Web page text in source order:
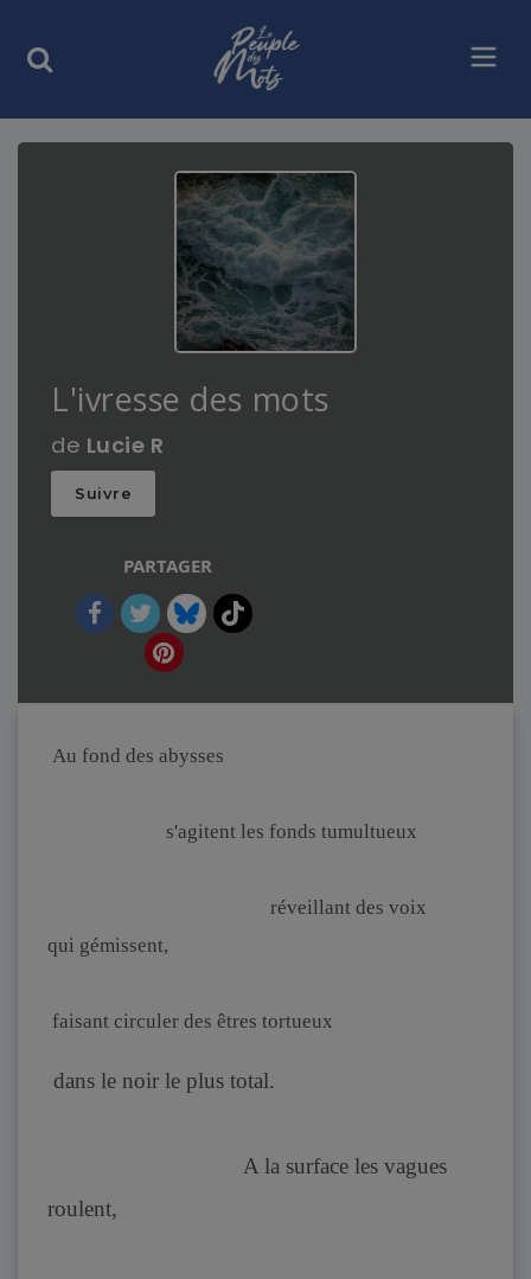
L'ivresse des mots
de Lucie R
Suivre
PARTAGER
Au fond des abysses
s'agitent les fonds tumultueux
réveillant des voix
qui gémissent,
faisant circuler des êtres tortueux
dans le noir le plus total.
A la surface les vagues
roulent,